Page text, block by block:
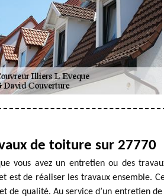
de toiture sur 27770
vous avez un entretien ou des
est de réaliser les travaux ensemble.
de qualité. Au service d’un entretien